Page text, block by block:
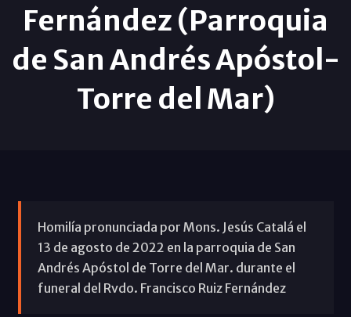
Fernández (Parroquia
de San Andrés Apóstol-
Torre del Mar)
Homilía pronunciada por Mons. Jesús Catalá el
13 de agosto de 2022 en la parroquia de San
Andrés Apóstol de Torre del Mar. durante el
funeral del Rvdo. Francisco Ruiz Fernández